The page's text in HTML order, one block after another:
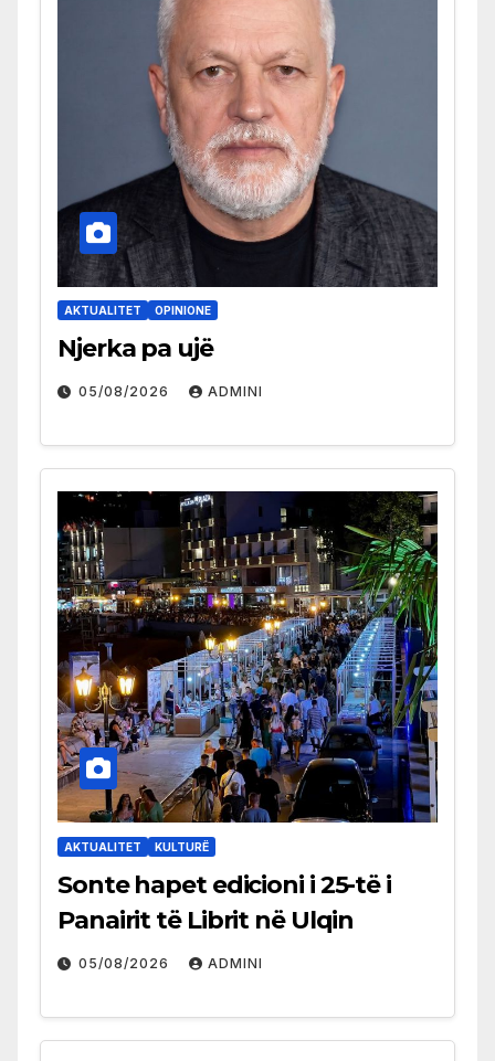
AKTUALITET OPINIONE
Njerka pa ujë
05/08/2026 ADMINI
AKTUALITET KULTURË
Sonte hapet edicioni i 25-të i
Panairit të Librit në Ulqin
05/08/2026 ADMINI